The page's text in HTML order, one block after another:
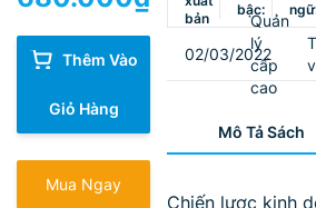
Thêm Vào
Giỏ Hàng
Mua Ngay
bản
bậc:
02/03/2022
Quản
lý
cấp
cao
Mô Tả Sách
Chiến lược kinh